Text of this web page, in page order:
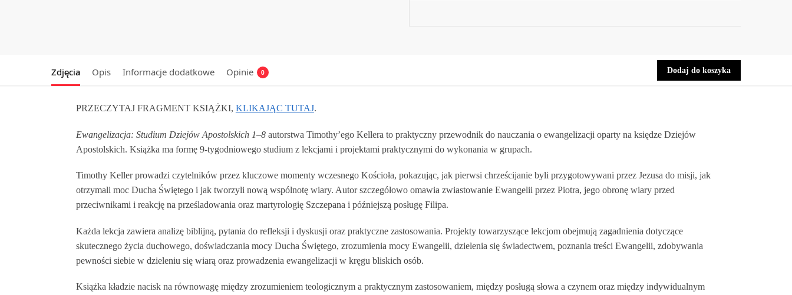
Zdjęcia Opis Informacje dodatkowe Opinie 0 Dodaj do koszyka
PRZECZYTAJ FRAGMENT KSIĄŻKI, KLIKAJĄC TUTAJ.
Ewangelizacja: Studium Dziejów Apostolskich 1–8 autorstwa Timothy’ego Kellera to praktyczny przewodnik do nauczania o ewangelizacji oparty na księdze Dziejów
Apostolskich. Książka ma formę 9-tygodniowego studium z lekcjami i projektami praktycznymi do wykonania w grupach.
Timothy Keller prowadzi czytelników przez kluczowe momenty wczesnego Kościoła, pokazując, jak pierwsi chrześcijanie byli przygotowywani przez Jezusa do misji, jak
otrzymali moc Ducha Świętego i jak tworzyli nową wspólnotę wiary. Autor szczegółowo omawia zwiastowanie Ewangelii przez Piotra, jego obronę wiary przed
przeciwnikami i reakcję na prześladowania oraz martyrologię Szczepana i późniejszą posługę Filipa.
Każda lekcja zawiera analizę biblijną, pytania do refleksji i dyskusji oraz praktyczne zastosowania. Projekty towarzyszące lekcjom obejmują zagadnienia dotyczące
skutecznego życia duchowego, doświadczania mocy Ducha Świętego, zrozumienia mocy Ewangelii, dzielenia się świadectwem, poznania treści Ewangelii, zdobywania
pewności siebie w dzieleniu się wiarą oraz prowadzenia ewangelizacji w kręgu bliskich osób.
Książka kładzie nacisk na równowagę między zrozumieniem teologicznym a praktycznym zastosowaniem, między posługą słowa a czynem oraz między indywidualnym